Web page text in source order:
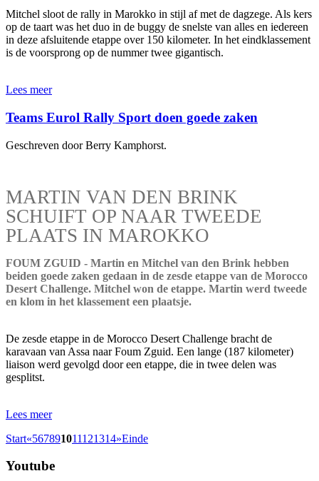
Mitchel sloot de rally in Marokko in stijl af met de dagzege. Als kers
op de taart was het duo in de buggy de snelste van alles en iedereen
in deze afsluitende etappe over 150 kilometer. In het eindklassement
is de voorsprong op de nummer twee gigantisch.
Lees meer
Teams Eurol Rally Sport doen goede zaken
Geschreven door Berry Kamphorst.
MARTIN VAN DEN BRINK
SCHUIFT OP NAAR TWEEDE
PLAATS IN MAROKKO
FOUM ZGUID - Martin en Mitchel van den Brink hebben
beiden goede zaken gedaan in de zesde etappe van de Morocco
Desert Challenge. Mitchel won de etappe. Martin werd tweede
en klom in het klassement een plaatsje.
De zesde etappe in de Morocco Desert Challenge bracht de
karavaan van Assa naar Foum Zguid. Een lange (187 kilometer)
liaison werd gevolgd door een etappe, die in twee delen was
gesplitst.
Lees meer
Start«567891011121314»Einde
Youtube